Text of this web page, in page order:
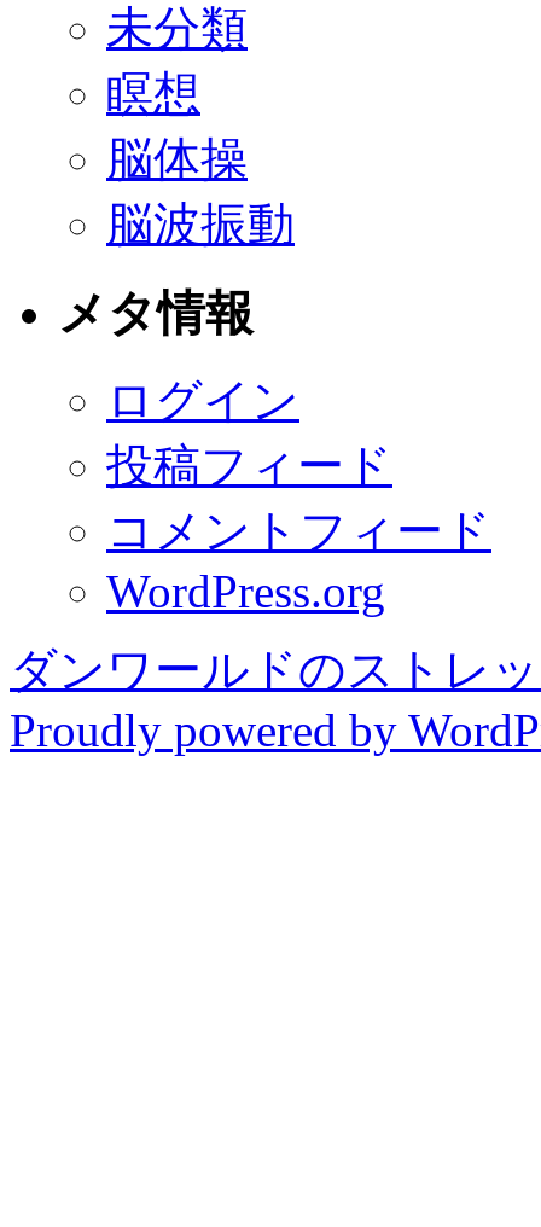
未分類
瞑想
脳体操
脳波振動
メタ情報
ログイン
投稿フィード
コメントフィード
WordPress.org
ダンワールドのストレ
Proudly powered by